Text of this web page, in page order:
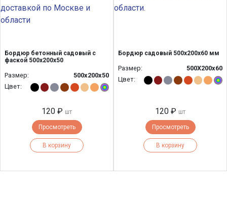
Бордюр бетонный садовый с
фаской 500х200х50
Размер:
500х200х50
Цвет:
120 ₽ шт
Просмотреть
В корзину
Бордюр садовый 500x200x60 мм
Размер:
500Х200х60
Цвет:
120 ₽ шт
Просмотреть
В корзину